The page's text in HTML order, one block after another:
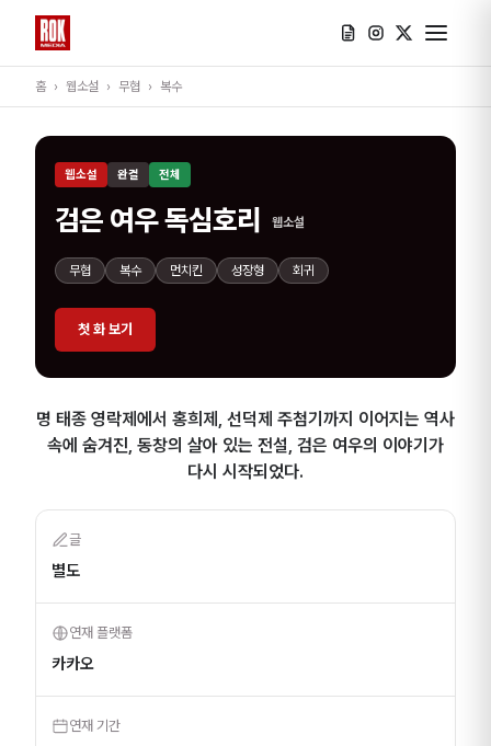
홈 › 웹소설 › 무협 › 복수
웹소설 완결 전체
검은 여우 독심호리 웹소설
무협 복수 먼치킨 성장형 회귀
첫 화 보기
명 태종 영락제에서 홍희제, 선덕제 주첨기까지 이어지는 역사
속에 숨겨진, 동창의 살아 있는 전설, 검은 여우의 이야기가
다시 시작되었다.
글
별도
연재 플랫폼
카카오
연재 기간